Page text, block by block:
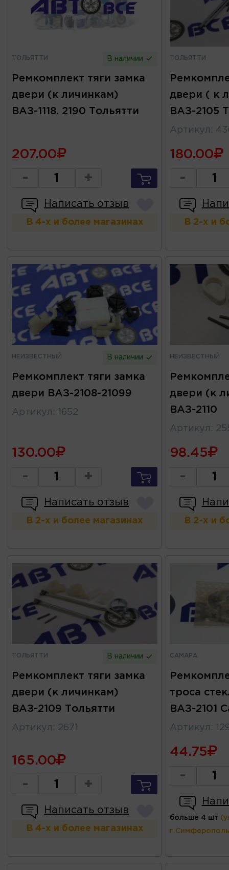
ТОЛЬЯТТИ В наличии
Ремкомплект тяги замка
двери (к личинкам)
ВАЗ-1118. 2190 Тольятти
207.00
- +
Написать отзыв
В 4-х и более магазинах
ТОЛЬЯТТИ
двери ( к
ВАЗ-2105
Артикул :
180.00
-
В 2-х и
НЕИЗВЕСТНЫЙ В наличии
Ремкомплект тяги замка
двери ВАЗ-2108-21099
Артикул : 1652
130.00
- +
Написать отзыв
В 2-х и более магазинах
НЕИЗВЕСТНЫЙ
двери (к
ВАЗ-2110
Артикул :
98.45
-
В 2-х и
ТОЛЬЯТТИ В наличии
Ремкомплект тяги замка
двери (к личинкам)
ВАЗ-2109 Тольятти
Артикул : 2671
165.00
- +
Написать отзыв
В 4-х и более магазинах
САМАРА
троса
ВАЗ-2101
Артикул :
44.75
-
больше 4 шт